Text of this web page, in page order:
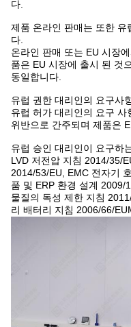
다.
제품 온라인 판매는 또한 유
다.
온라인 판매 또는 EU 시장
품은 EU 시장에 출시 된 것
동일합니다.
유럽 권한 대리인의 요구사
유럽 허가 대리인의 요구
위반으로 간주되며 제품은
유럽 승인 대리인이 요구하
LVD 저전압 지침 2014/35/
2014/53/EU, EMC 전자기
품 및 ERP 환경 설계 2009/
물질의 독성 제한 지침
리 배터리 지침 2006/66/